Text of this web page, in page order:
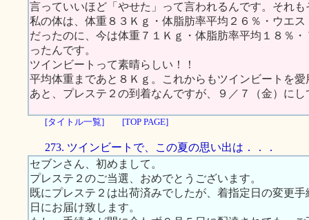
言っていいほど「やせた」って言われるんです。それ
私の体は、体重８３Ｋｇ・体脂肪率平均２６％・ウエ
だったのに、今は体重７１Ｋｇ・体脂肪率平均１８％
ったんです。
ツインビートって素晴らしい！！
平均体重まであと８Ｋｇ。これからもツインビートを
あと、プレステ２の到着なんですが、９／７（金）に
[タイトル一覧] [TOP PAGE]
273. ツインビートで、この夏の思い出は．．．
セブンさん、初めまして。
プレステ２のご当選、おめでとうございます。
既にプレステ２は出荷済みでしたが、着指定日の変更
日にお届け致します。